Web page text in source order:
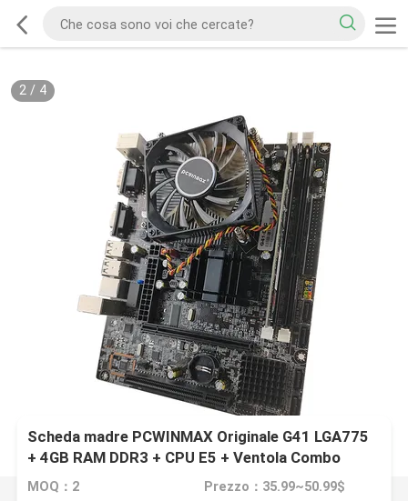
2/ 4
Scheda madre PCWINMAX Originale G41 LGA775
+ 4GB RAM DDR3 + CPU E5 + Ventola Combo
MOQ：2 Prezzo：35.99~50.99$